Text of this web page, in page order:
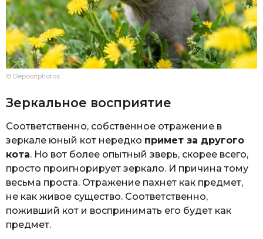
© Depositphotos
Зеркальное восприятие
Соответственно, собственное отражение в
зеркале юный кот нередко примет за другого
кота. Но вот более опытный зверь, скорее всего,
просто проигнорирует зеркало. И причина тому
весьма проста. Отражение пахнет как предмет,
не как живое существо. Соответственно,
поживший кот и воспринимать его будет как
предмет.